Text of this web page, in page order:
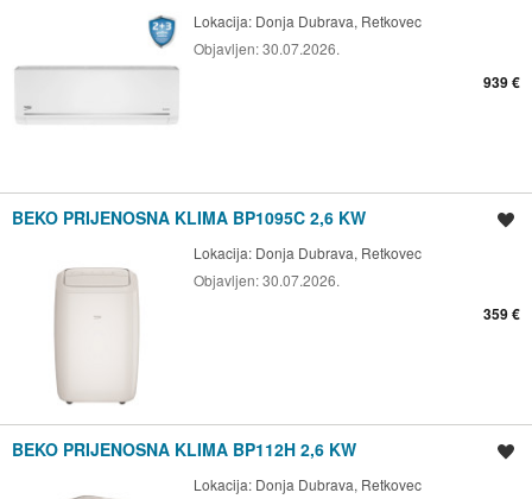
Lokacija: Donja Dubrava, Retkovec
Objavljen:30.07.2026.
939 €
BEKO PRIJENOSNA KLIMA BP1095C 2,6 KW
Lokacija: Donja Dubrava, Retkovec
Objavljen:30.07.2026.
359 €
BEKO PRIJENOSNA KLIMA BP112H 2,6 KW
Lokacija: Donja Dubrava, Retkovec